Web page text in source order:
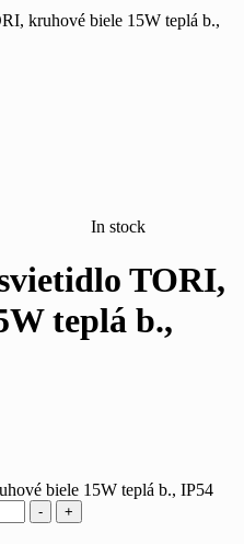
kruhové biele 15W teplá b.,
In stock
TORI,
teplá b.,
biele 15W teplá b., IP54
-
+